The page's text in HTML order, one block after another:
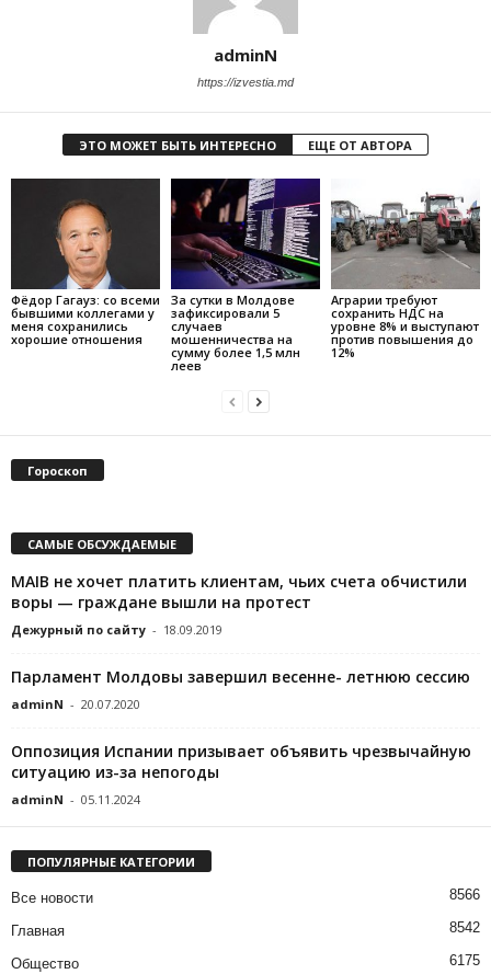
adminN
https://izvestia.md
ЭТО МОЖЕТ БЫТЬ ИНТЕРЕСНО ЕЩЕ ОТ АВТОРА
Фёдор Гагауз: со всеми
бывшими коллегами у
меня сохранились
хорошие отношения
За сутки в Молдове
зафиксировали 5
случаев
мошенничества на
сумму более 1,5 млн
леев
Аграрии требуют
сохранить НДС на
уровне 8% и выступают
против повышения до
12%
Гороскоп
САМЫЕ ОБСУЖДАЕМЫЕ
MAIB не хочет платить клиентам, чьих счета обчистили
воры — граждане вышли на протест
Дежурный по сайту - 18.09.2019
Парламент Молдовы завершил весенне- летнюю сессию
adminN - 20.07.2020
Оппозиция Испании призывает объявить чрезвычайную
ситуацию из-за непогоды
adminN - 05.11.2024
ПОПУЛЯРНЫЕ КАТЕГОРИИ
Все новости 8566
Главная 8542
Общество 6175